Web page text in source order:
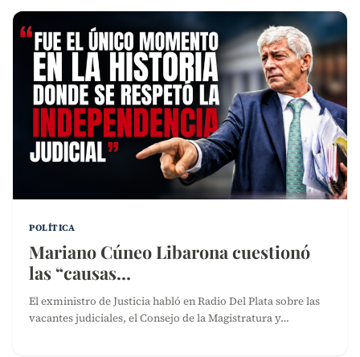
POLÍTICA
Mariano Cúneo Libarona cuestionó
las “causas…
El exministro de Justicia habló en Radio Del Plata sobre las
vacantes judiciales, el Consejo de la Magistratura y…